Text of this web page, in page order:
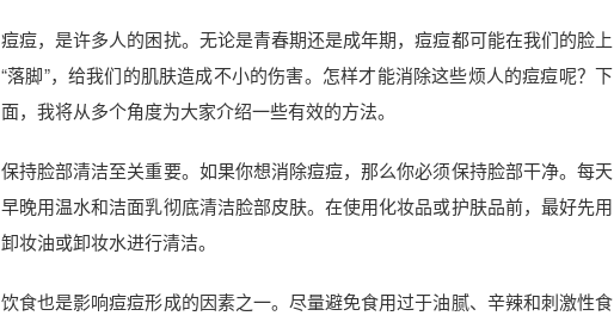
痘痘，是许多人的困扰。无论是青春期还是成年期，痘痘都可能在我们的脸上
“落脚”，给我们的肌肤造成不小的伤害。怎样才能消除这些烦人的痘痘呢？下
面，我将从多个角度为大家介绍一些有效的方法。
保持脸部清洁至关重要。如果你想消除痘痘，那么你必须保持脸部干净。每天
早晚用温水和洁面乳彻底清洁脸部皮肤。在使用化妆品或护肤品前，最好先用
卸妆油或卸妆水进行清洁。
饮食也是影响痘痘形成的因素之一。尽量避免食用过于油腻、辛辣和刺激性食